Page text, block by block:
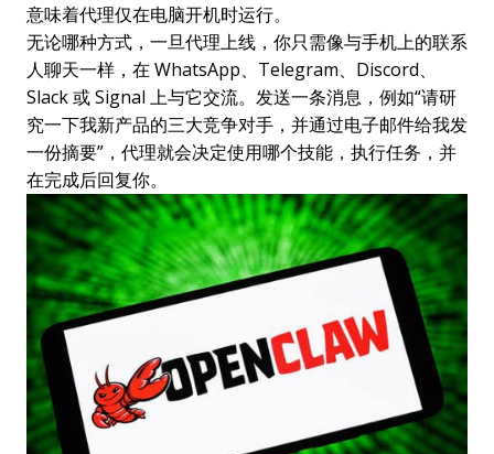
意味着代理仅在电脑开机时运行。
无论哪种方式，一旦代理上线，你只需像与手机上的联系
人聊天一样，在 WhatsApp、Telegram、Discord、
Slack 或 Signal 上与它交流。发送一条消息，例如“请研
究一下我新产品的三大竞争对手，并通过电子邮件给我发
一份摘要”，代理就会决定使用哪个技能，执行任务，并
在完成后回复你。